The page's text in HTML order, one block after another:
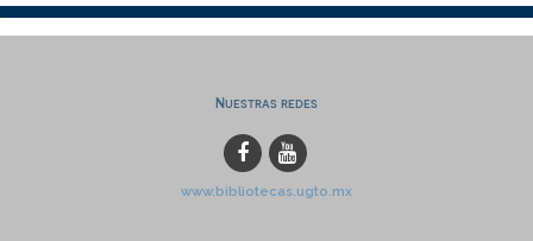
Nuestras redes
www.bibliotecas.ugto.mx